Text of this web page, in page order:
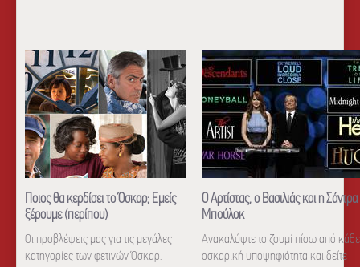
Ποιος θα κερδίσει το Όσκαρ; Εμείς
ξέρουμε (περίπου)
Οι προβλέψεις μας για τις μεγάλες
κατηγορίες των φετινών Όσκαρ.
Ο Αρτίστας, ο Βασιλιάς και η Σάντρα
Μπούλοκ
Ανακαλύψτε το ζουμί πίσω από κάθε
οσκαρική υποψηφιότητα και δείτε